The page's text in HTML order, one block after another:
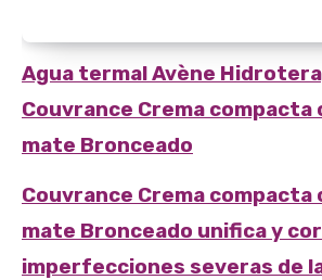
Agua termal Avène
Couvrance Crema compacta
mate Bronceado
Couvrance Crema compacta
mate Bronceado unifica y
imperfecciones severas de